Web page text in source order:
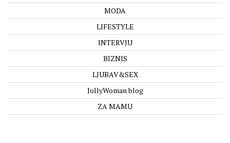
MODA
LIFESTYLE
INTERVJU
BIZNIS
LJUBAV&SEX
JollyWoman blog
ZA MAMU